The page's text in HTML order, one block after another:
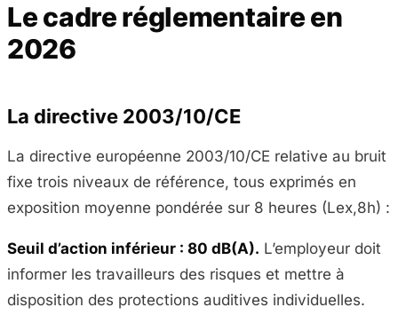
Le cadre réglementaire en
2026
La directive 2003/10/CE
La directive européenne 2003/10/CE relative au bruit
fixe trois niveaux de référence, tous exprimés en
exposition moyenne pondérée sur 8 heures (Lex,8h) :
Seuil d’action inférieur : 80 dB(A). L’employeur doit
informer les travailleurs des risques et mettre à
disposition des protections auditives individuelles.